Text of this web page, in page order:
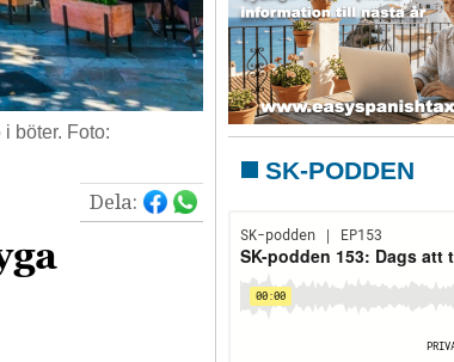
böter. Foto:
Dela:
SK-PODDEN